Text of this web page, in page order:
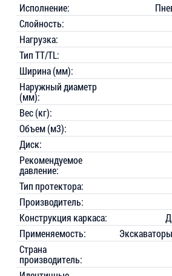
Исполнение:
Слойность:
Нагрузка:
Тип TT/TL:
Ширина (мм):
Наружный диаметр
(мм):
Вес (кг):
Объем (м3):
Диск:
Рекомендуемое
давление:
Тип протектора:
Производитель:
Конструкция каркаса:
Применяемость:
Страна
производитель: